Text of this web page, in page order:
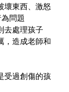
壞東西、激怒
問題
去處理孩子
，造成老師和
受過創傷的孩